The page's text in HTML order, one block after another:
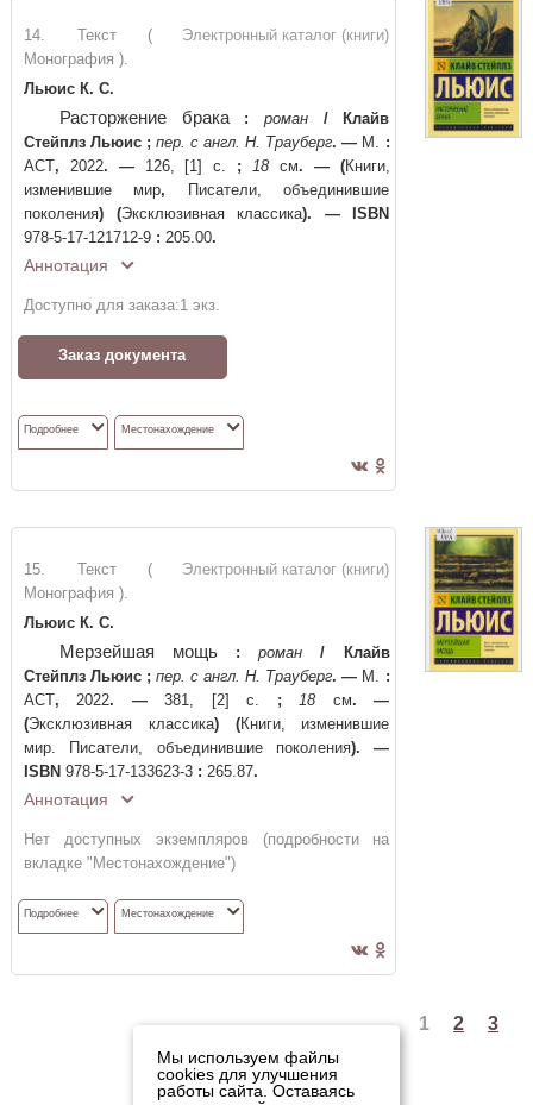
Электронный каталог (книги)
14. Текст (
Монография ).
Льюис К. С.
Расторжение брака : роман /
Клайв
Стейплз Льюис ; пер. с англ. Н. Трауберг. — М. :
АСТ, 2022. —126, [1] с. ; 18см. — (Книги,
изменившие мир, Писатели, объединившие
поколения)(Эксклюзивная классика). —
ISBN
978-5-17-121712-9 : 205.00.
Аннотация
Доступно для заказа:1 экз.
Заказ документа
Подробнее Местонахождение
Электронный каталог (книги)
15. Текст (
Монография ).
Льюис К. С.
Мерзейшая мощь : роман /
Клайв
Стейплз Льюис ; пер. с англ. Н. Трауберг. — М. :
АСТ, 2022. —381, [2] с. ; 18 см. —
(Эксклюзивная классика)(Книги, изменившие
мир. Писатели, объединившие поколения). —
ISBN 978-5-17-133623-3 : 265.87.
Аннотация
Нет доступных экземпляров (подробности на
вкладке "Местонахождение")
Подробнее Местонахождение
1 2 3
Мы используем файлы
cookies для улучшения
работы сайта. Оставаясь